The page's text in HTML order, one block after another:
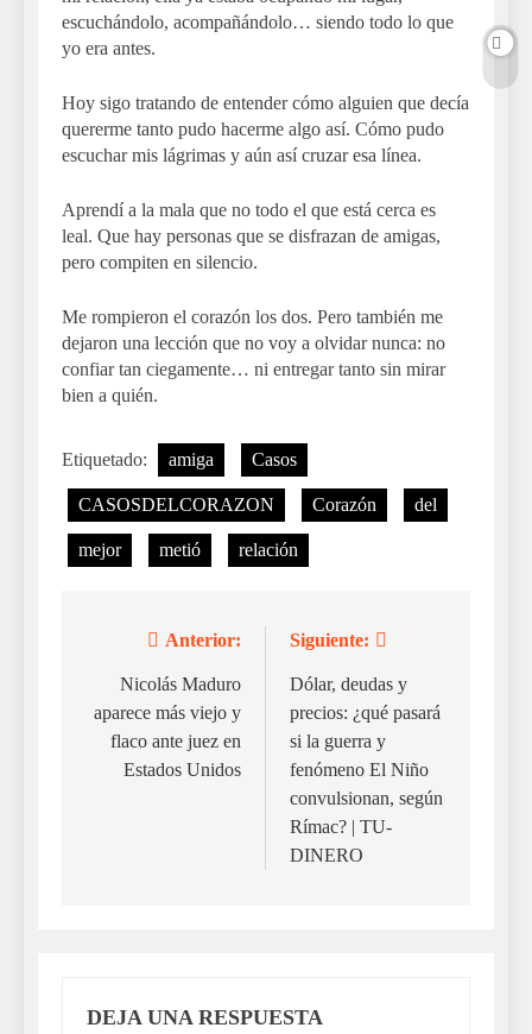
escuchándolo, acompañándolo… siendo todo lo que
yo era antes.
Hoy sigo tratando de entender cómo alguien que decía
quererme tanto pudo hacerme algo así. Cómo pudo
escuchar mis lágrimas y aún así cruzar esa línea.
Aprendí a la mala que no todo el que está cerca es
leal. Que hay personas que se disfrazan de amigas,
pero compiten en silencio.
Me rompieron el corazón los dos. Pero también me
dejaron una lección que no voy a olvidar nunca: no
confiar tan ciegamente… ni entregar tanto sin mirar
bien a quién.
Etiquetado: amiga Casos
CASOSDELCORAZON Corazón del
mejor metió relación
Navegación
entradas
Anterior:
Nicolás Maduro
aparece más viejo y
flaco ante juez en
Estados Unidos
Siguiente:
Dólar, deudas y
precios: ¿qué pasará
si la guerra y
fenómeno El Niño
convulsionan, según
Rímac? | TU-
DINERO
DEJA UNA RESPUESTA